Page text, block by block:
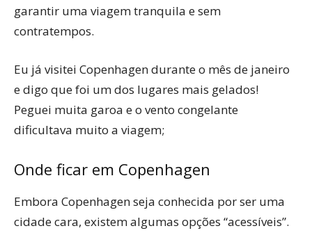
garantir uma viagem tranquila e sem
contratempos.
Eu já visitei Copenhagen durante o mês de janeiro
e digo que foi um dos lugares mais gelados!
Peguei muita garoa e o vento congelante
dificultava muito a viagem;
Onde ficar em Copenhagen
Embora Copenhagen seja conhecida por ser uma
cidade cara, existem algumas opções “acessíveis”.